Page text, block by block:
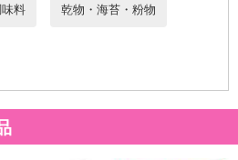
料 乾物・海苔・粉物